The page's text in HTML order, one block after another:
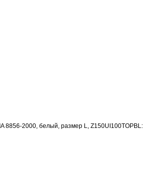
8856-2000, белый, размер L, Z150UI100TOPBL: